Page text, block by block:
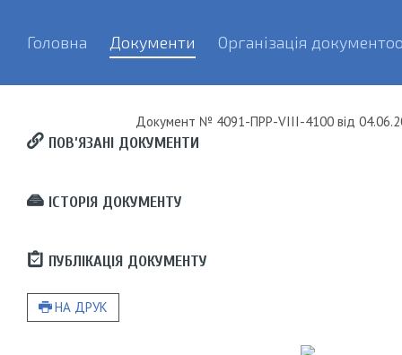
Головна Документи Організація
Документ № 4091-ПРР-VIII-4100від
ПОВ’ЯЗАНІ ДОКУМЕНТИ
ІСТОРІЯ ДОКУМЕНТУ
ПУБЛІКАЦІЯ ДОКУМЕНТУ
НА ДРУК